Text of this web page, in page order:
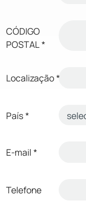
CÓDIGO
POSTAL*
Localização*
País*
E-mail *
Telefone